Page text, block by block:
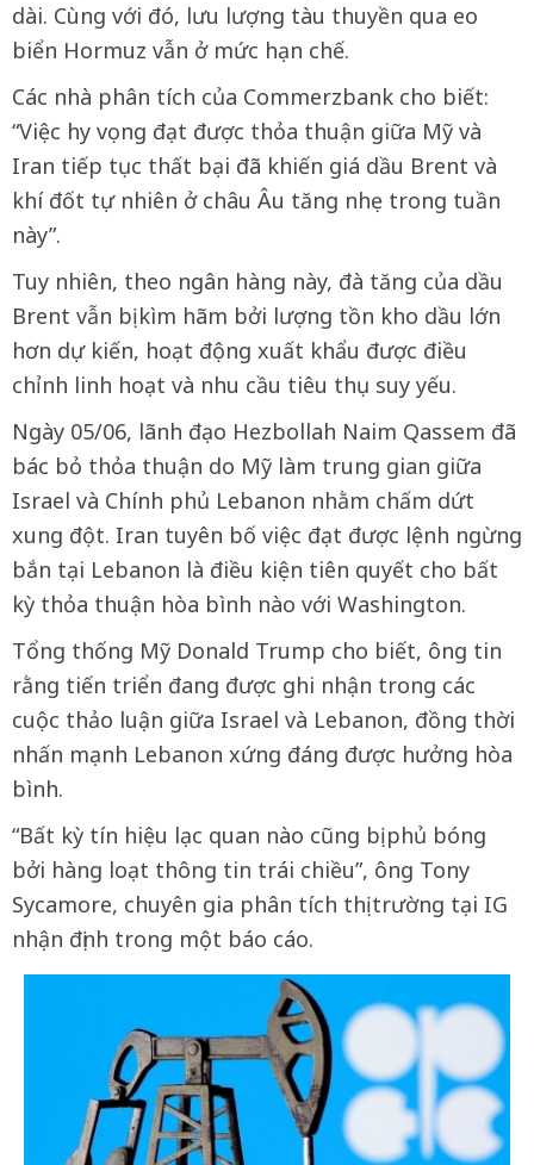
dài. Cùng với đó, lưu lượng tàu thuyền qua eo
biển Hormuz vẫn ở mức hạn chế.
Các nhà phân tích của Commerzbank cho biết:
“Việc hy vọng đạt được thỏa thuận giữa Mỹ và
Iran tiếp tục thất bại đã khiến giá dầu Brent và
khí đốt tự nhiên ở châu Âu tăng nhẹ trong tuần
này”.
Tuy nhiên, theo ngân hàng này, đà tăng của dầu
Brent vẫn bị kìm hãm bởi lượng tồn kho dầu lớn
hơn dự kiến, hoạt động xuất khẩu được điều
chỉnh linh hoạt và nhu cầu tiêu thụ suy yếu.
Ngày 05/06, lãnh đạo Hezbollah Naim Qassem đã
bác bỏ thỏa thuận do Mỹ làm trung gian giữa
Israel và Chính phủ Lebanon nhằm chấm dứt
xung đột. Iran tuyên bố việc đạt được lệnh ngừng
bắn tại Lebanon là điều kiện tiên quyết cho bất
kỳ thỏa thuận hòa bình nào với Washington.
Tổng thống Mỹ Donald Trump cho biết, ông tin
rằng tiến triển đang được ghi nhận trong các
cuộc thảo luận giữa Israel và Lebanon, đồng thời
nhấn mạnh Lebanon xứng đáng được hưởng hòa
bình.
“Bất kỳ tín hiệu lạc quan nào cũng bị phủ bóng
bởi hàng loạt thông tin trái chiều”, ông Tony
Sycamore, chuyên gia phân tích thị trường tại IG
nhận định trong một báo cáo.